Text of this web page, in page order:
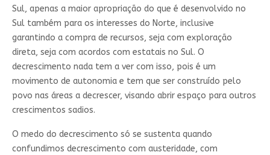
Sul, apenas a maior apropriação do que é desenvolvido no
Sul também para os interesses do Norte, inclusive
garantindo a compra de recursos, seja com exploração
direta, seja com acordos com estatais no Sul. O
decrescimento nada tem a ver com isso, pois é um
movimento de autonomia e tem que ser construído pelo
povo nas áreas a decrescer, visando abrir espaço para outros
crescimentos sadios.
O medo do decrescimento só se sustenta quando
confundimos decrescimento com austeridade, com